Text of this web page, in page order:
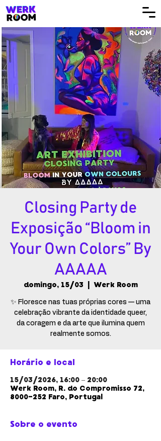
Closing Party de
Exposição “Bloom in
Your Own Colors” By
AAAAA
domingo, 15/03 Werk Room
✨ Floresce nas tuas próprias cores — uma
celebração vibrante da identidade queer,
da coragem e da arte que ilumina quem
realmente somos.
Horário e local
15/03/2026, 16:00 – 20:00
Werk Room, R. do Compromisso 72,
8000-252 Faro, Portugal
Sobre o evento